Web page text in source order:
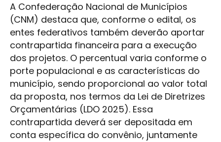
A Confederação Nacional de Municípios
(CNM) destaca que, conforme o edital, os
entes federativos também deverão aportar
contrapartida financeira para a execução
dos projetos. O percentual varia conforme o
porte populacional e as características do
município, sendo proporcional ao valor total
da proposta, nos termos da Lei de Diretrizes
Orçamentárias (LDO 2025). Essa
contrapartida deverá ser depositada em
conta específica do convênio, juntamente